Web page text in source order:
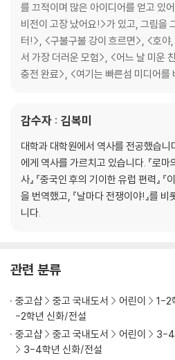
를 끄적이며 많은 아이디어를 얻고 있
비전이 고장 났어요!>가 있고, 그림을
터!>, <구불구불 강이 흐르면>, <호야
서 가장 더러운 모험>, <어느 날 미운
충전 완료>, <여기는 빠른섬 미디어를
감수자 : 김복미
대학과 대학원에서 역사를 전공했습
에게 역사를 가르치고 있습니다. 『로마
사』 『중국인 후의 기이한 유럽 편력』
을 번역했고, 『날마다 전쟁이야!』를
니다.
관련 분류
중고샵 중고 국내도서 어린이 1-2
-2학년 신화/전설
중고샵
중고 국내도서 어린이 3-4
3-4학년 신화/전설